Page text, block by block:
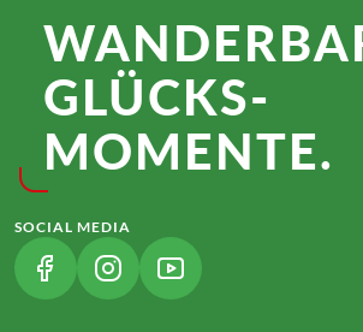
GLÜCKS­
MOMENTE.
SOCIAL MEDIA
(LINK ÖFFNET IN NEUEM TAB)
(LINK ÖFFNET IN NEUEM TAB)
(LINK ÖFFNET IN